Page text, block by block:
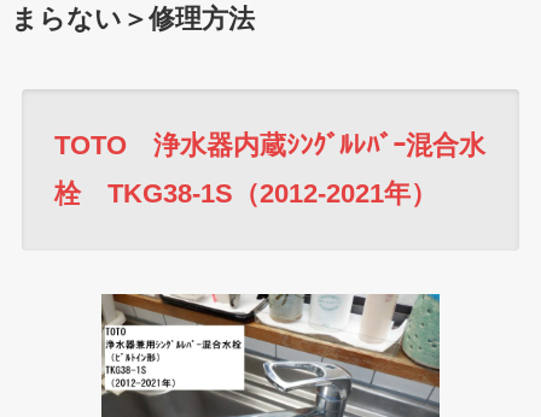
まらない＞修理方法
TOTO 浄水器内蔵ｼﾝｸﾞﾙﾚﾊﾞｰ混合水
栓 TKG38-1S（2012-2021年）